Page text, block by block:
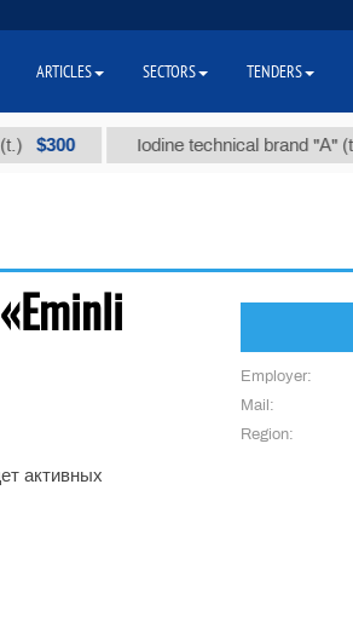
$300 Iodine technical brand "А" (t.)
активных
Employer:
Mail:
Region:
ARTICLES SECTORS TENDERS